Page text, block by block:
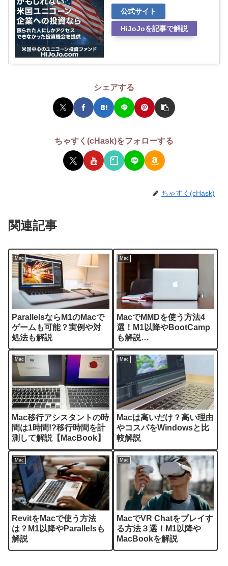
公式サイト
HiJoJoを記事で解説
シェアする
ちゃすく(cHask)をフォローする
ちゃすく(cHask)
関連記事
Mac
ParallelsならM1のMacで
ゲームも可能？実例や対
処法も解説
Mac
MacでMMDを使う方法4
選！M1以降やBootCamp
も解説
【MikuMikuDance】
Mac
Mac移行アシスタントの時
間は1時間!?移行時間を計
測して解説【MacBook】
Mac
Macは高いだけ？高い理由
やコスパをWindowsと比
較解説
Mac
RevitをMacで使う方法
は？M1以降やParallelsも
解説
Mac
MacでVR Chatをプレイす
る方法３選！M1以降や
MacBookを解説